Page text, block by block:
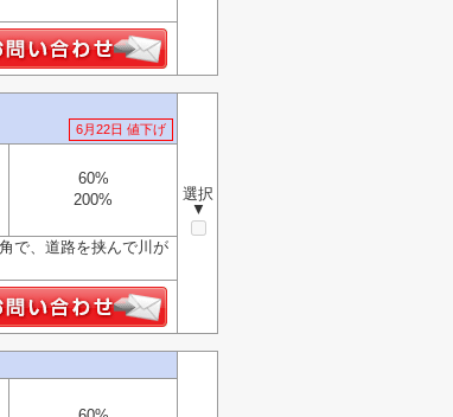
6月22日 値下げ
選択
▼
60%
200%
で、道路を挟んで川が